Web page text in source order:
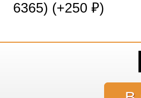
6365) (+250 ₽)